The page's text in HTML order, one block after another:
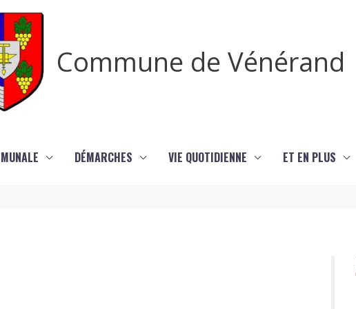
Commune de Vénérand
DÉMARCHES VIE QUOTIDIENNE ET EN PLUS